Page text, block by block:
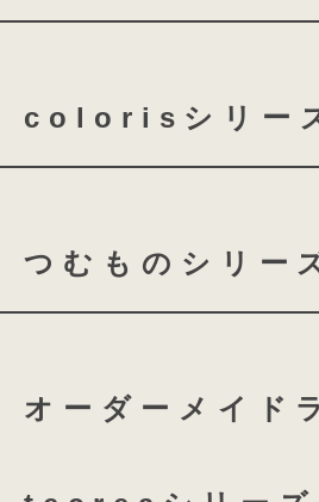
basie クラリー
colorisシリー
coloris レザー
つむものシリー
つむもの 鎧
オーダーメイド